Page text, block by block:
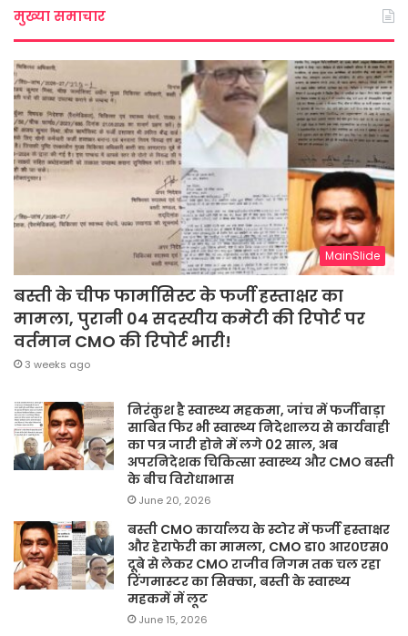
मुख्या समाचार
MainSlide
बस्ती के चीफ फार्मासिस्ट के फर्जी हस्ताक्षर का
मामला, पुरानी 04 सदस्यीय कमेटी की रिपोर्ट पर
वर्तमान CMO की रिपोर्ट भारी!
3 weeks ago
निरंकुश है स्वास्थ्य महकमा, जांच में फर्जीवाड़ा
साबित फिर भी स्वास्थ्य निदेशालय से कार्यवाही
का पत्र जारी होने में लगे 02 साल, अब
अपरनिदेशक चिकित्सा स्वास्थ्य और CMO बस्ती
के बीच विरोधाभास
June 20, 2026
बस्ती CMO कार्यालय के स्टोर में फर्जी हस्ताक्षर
और हेराफेरी का मामला, CMO डा० आर०एस०
दूबे से लेकर CMO राजीव निगम तक चल रहा
रिंगमास्टर का सिक्का, बस्ती के स्वास्थ्य
महकमें में लूट
June 15, 2026